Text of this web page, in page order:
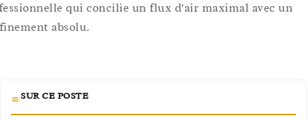
qui concilie un flux d'air maximal avec un
absolu.
SUR CE POSTE